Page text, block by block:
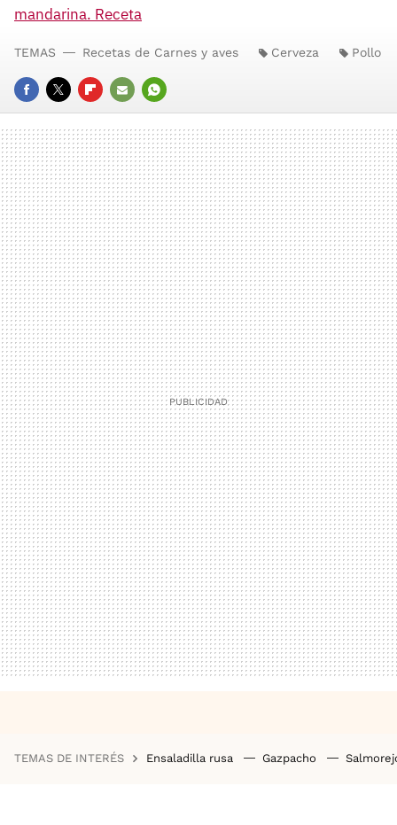
mandarina. Receta
FACEBOOK
TWITTERFLIPBOARD
E-
MAIL
WHATSAPP
TEMAS Recetas de Carnes y aves Cerveza Pollo
TEMAS DE INTERÉS Ensaladilla rusa Gazpacho